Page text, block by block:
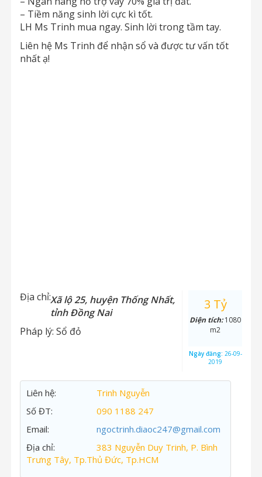
– Tiềm năng sinh lời cực kì tốt.
LH Ms Trinh mua ngay. Sinh lời trong tầm tay.
Liên hệ Ms Trinh để nhận sổ và được tư vấn tốt
nhất ạ!
Địa chỉ:Xã lộ 25, huyện Thống Nhất,
tỉnh Đồng Nai
Pháp lý: Sổ đỏ
3 Tỷ
Diện tích:1080
m2
Ngày đăng: 26-09-
2019
Liên hệ:
Trinh Nguyễn
Số ĐT:
090 1188 247
Email:
ngoctrinh.diaoc247@gmail.com
Địa chỉ:
383 Nguyễn Duy Trinh, P. Bình
Trưng Tây, Tp.Thủ Đức, Tp.HCM